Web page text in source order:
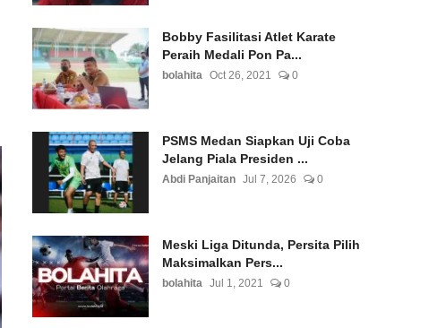
Bobby Fasilitasi Atlet Karate
Peraih Medali Pon Pa...
bolahita Oct 26, 2021 0
PSMS Medan Siapkan Uji Coba
Jelang Piala Presiden ...
Abdi Panjaitan Jul 7, 2026 0
Meski Liga Ditunda, Persita Pilih
Maksimalkan Pers...
bolahita Jul 1, 2021 0